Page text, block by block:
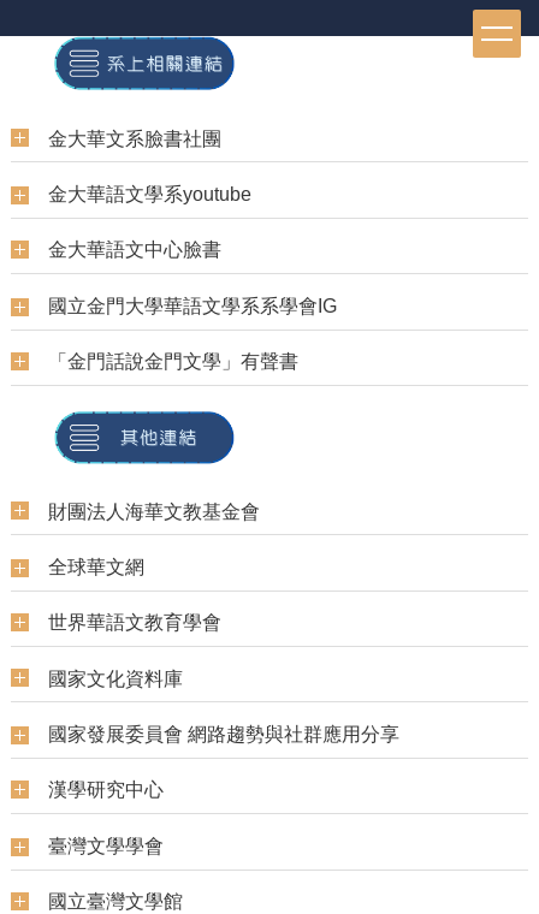
到
容
區
金大華文系臉書社團
金大華語文學系youtube
金大華語文中心臉書
國立金門大學華語文學系系學會IG
「金門話說金門文學」有聲書
財團法人海華文教基金會
全球華文網
世界華語文教育學會
國家文化資料庫
國家發展委員會 網路趨勢與社群應用分享
漢學研究中心
臺灣文學學會
國立臺灣文學館